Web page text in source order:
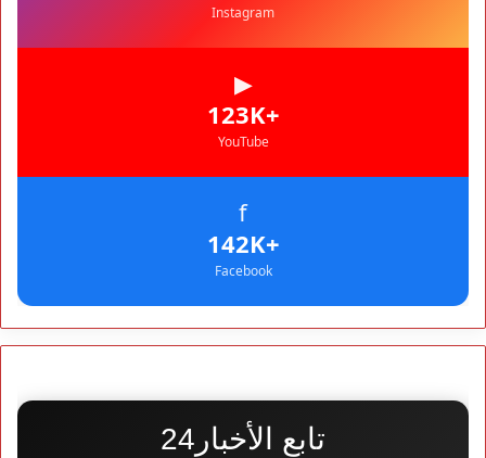
Instagram
▶
+123K
YouTube
f
+142K
Facebook
تابع الأخبار24